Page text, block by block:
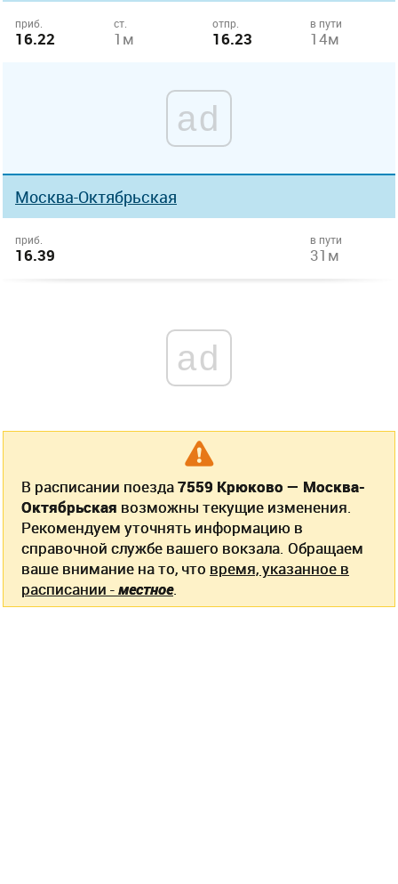
приб.
16.22
ст.
1м
отпр.
16.23
в пути
14м
ad
Москва-Октябрьская
приб.
16.39
в пути
31м
ad
В расписании поезда7559 Крюково — Москва-
Октябрьская возможны текущие изменения.
Рекомендуем уточнять информацию в
справочной службе вашего вокзала. Обращаем
ваше внимание на то, что время, указанное в
расписании -местное.